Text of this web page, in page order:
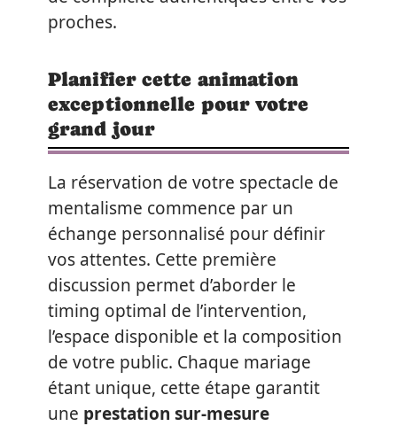
proches.
Planifier cette animation
exceptionnelle pour votre
grand jour
La réservation de votre spectacle de
mentalisme commence par un
échange personnalisé pour définir
vos attentes. Cette première
discussion permet d’aborder le
timing optimal de l’intervention,
l’espace disponible et la composition
de votre public. Chaque mariage
étant unique, cette étape garantit
une prestation sur-mesure